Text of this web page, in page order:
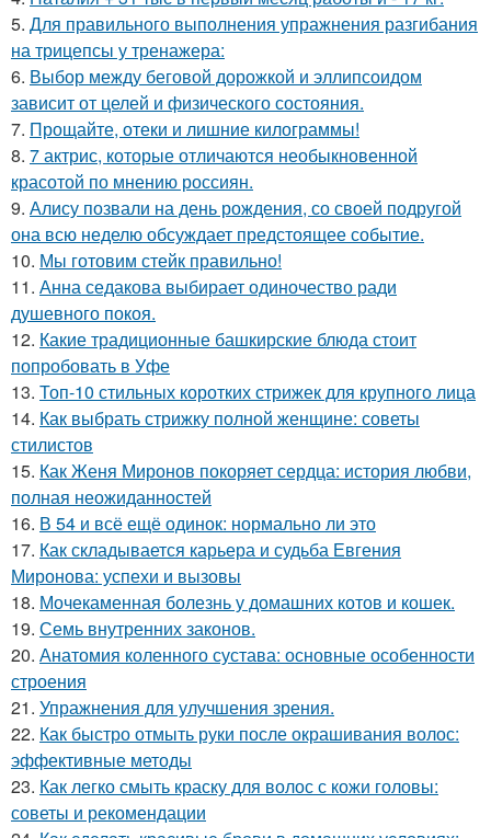
5. Для правильного выполнения упражнения разгибания
на трицепсы у тренажера:
6. Выбор между беговой дорожкой и эллипсоидом
зависит от целей и физического состояния.
7. Прощайте, отеки и лишние килограммы!
8. 7 актрис, которые отличаются необыкновенной
красотой по мнению россиян.
9. Алису позвали на день рождения, со своей подругой
она всю неделю обсуждает предстоящее событие.
10. Мы готовим стейк правильно!
11. Анна седакова выбирает одиночество ради
душевного покоя.
12. Какие традиционные башкирские блюда стоит
попробовать в Уфе
13. Топ-10 стильных коротких стрижек для крупного лица
14. Как выбрать стрижку полной женщине: советы
стилистов
15. Как Женя Миронов покоряет сердца: история любви,
полная неожиданностей
16. В 54 и всё ещё одинок: нормально ли это
17. Как складывается карьера и судьба Евгения
Миронова: успехи и вызовы
18. Мочекаменная болезнь у домашних котов и кошек.
19. Семь внутренних законов.
20. Анатомия коленного сустава: основные особенности
строения
21. Упражнения для улучшения зрения.
22. Как быстро отмыть руки после окрашивания волос:
эффективные методы
23. Как легко смыть краску для волос с кожи головы:
советы и рекомендации